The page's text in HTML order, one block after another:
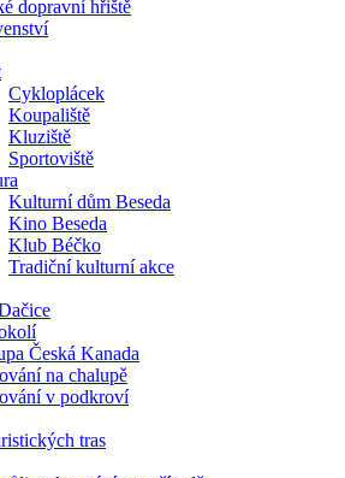
dopravní hřiště
Cykloplácek
Koupaliště
Kluziště
Sportoviště
Kulturní dům Beseda
Kino Beseda
Klub Béčko
Tradiční kulturní akce
Česká Kanada
na chalupě
v podkroví
tras